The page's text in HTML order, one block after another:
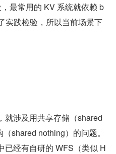
最常用的 KV 系统就依赖 b
实践检验，所以当前场景下
就涉及用共享存储（shared
shared nothing）的问题。
已经有自研的 WFS（类似 H